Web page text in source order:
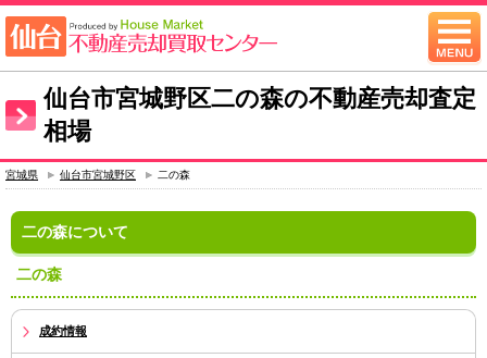
仙台市宮城野区二の森の不動産売却査定
相場
宮城県 仙台市宮城野区 二の森
二の森について
二の森
成約情報